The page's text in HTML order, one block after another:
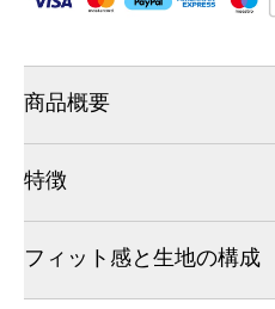
商品概要
特徴
フィット感と生地の構成